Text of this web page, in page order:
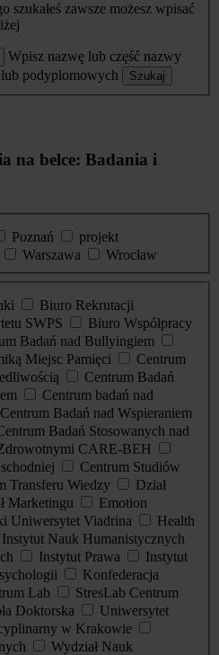
szukałeś zawsze możesz wpisać
Wpisz nazwę lub część nazwy
podyplomowych
Szukaj
na belce: Badania i
Poznań
projekt
Warszawa
Wrocław
Biuro Rekrutacji
SWPS
Biuro Współpracy
Badań nad Bullyingiem
Miejsc Pamięci
Centrum
Centrum Badań
Centrum badań nad
Centrum Badań nad Wspieraniem
Badań Stosowanych nad
CARE-BEH
Centrum Studiów
Transferu Wiedzy
Dział
Marketingu
Emotion
Uniwersytet Viadrina
Health
Instytut Nauk Humanistycznych
Instytut Prawa
Instytut
Konfederacja
Lab
StresLab Centrum
Doktorska
Uniwersytet
w Krakowie
Wydział Nauk